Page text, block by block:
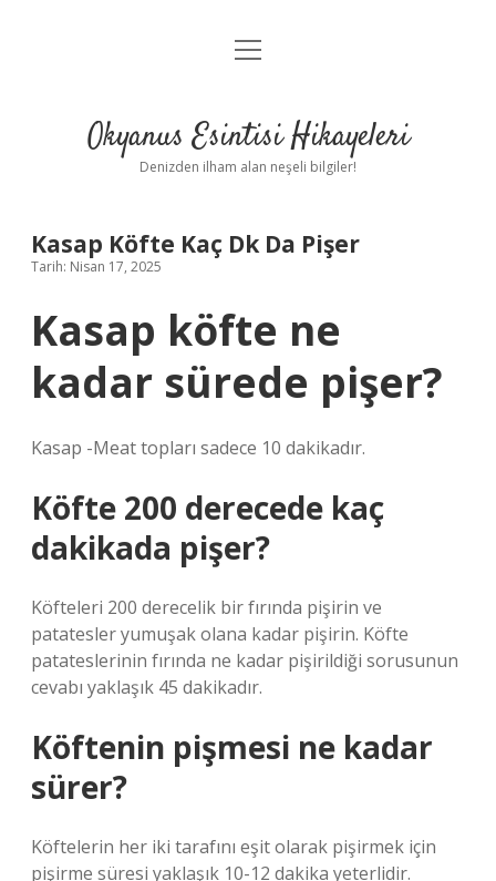
Anasayfa
Yasal Uyarı
menüyü
Okyanus Esintisi Hikayeleri
Denizden ilham alan neşeli bilgiler!
Kasap Köfte Kaç Dk Da Pişer
Tarih: Nisan 17, 2025
Kasap köfte ne
kadar sürede pişer?
Kasap -Meat topları sadece 10 dakikadır.
Köfte 200 derecede kaç
dakikada pişer?
Köfteleri 200 derecelik bir fırında pişirin ve
patatesler yumuşak olana kadar pişirin. Köfte
patateslerinin fırında ne kadar pişirildiği sorusunun
cevabı yaklaşık 45 dakikadır.
Köftenin pişmesi ne kadar
sürer?
Köftelerin her iki tarafını eşit olarak pişirmek için
pişirme süresi yaklaşık 10-12 dakika yeterlidir.